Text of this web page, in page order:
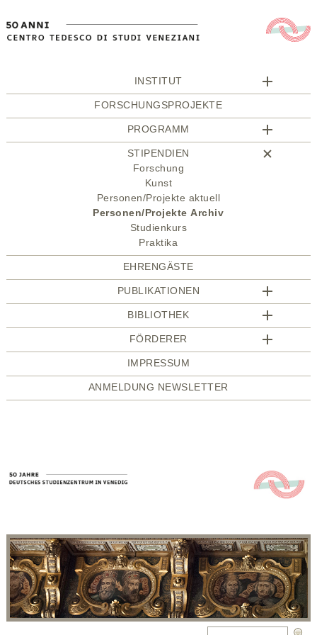
INSTITUT
FORSCHUNGSPROJEKTE
PROGRAMM
STIPENDIEN
Forschung
Kunst
Personen/Projekte aktuell
Personen/Projekte Archiv
Studienkurs
Praktika
EHRENGÄSTE
PUBLIKATIONEN
BIBLIOTHEK
FÖRDERER
IMPRESSUM
ANMELDUNG NEWSLETTER